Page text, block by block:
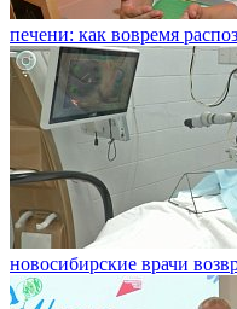
печени: как вовремя
новосибирские врачи